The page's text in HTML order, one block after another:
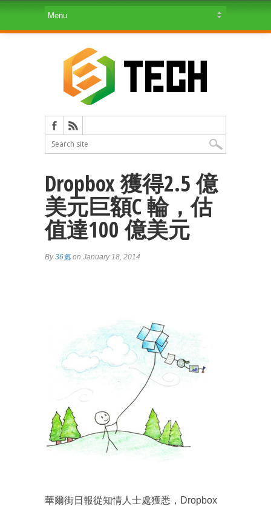
Dropbox 獲得2.5 億
美元巨額C 輪，估
值達100 億美元
By36氪on January 18, 2014
華爾街日報從知情人士處獲悉，Dropbox